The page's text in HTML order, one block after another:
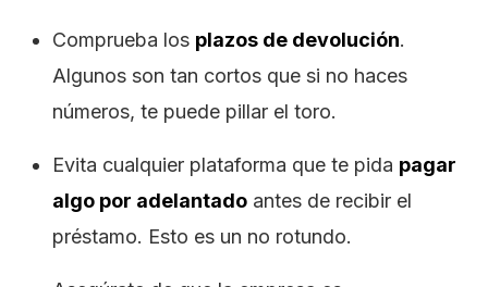
Comprueba los plazos de devolución.
Algunos son tan cortos que si no haces
números, te puede pillar el toro.
Evita cualquier plataforma que te pida pagar
algo por adelantado antes de recibir el
préstamo. Esto es un no rotundo.